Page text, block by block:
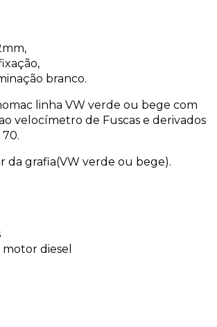
branco.
linha VW verde ou bege com
velocímetro de Fuscas e derivados
da grafia(VW verde ou bege).
diesel